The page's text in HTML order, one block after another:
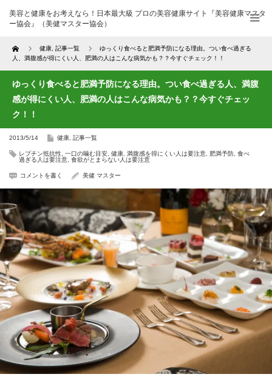
美容と健康をお考えなら！日本最大級 プロの美容健康サイト『美容健康マスタ
ー協会』（美健マスター協会）
Home 健康 記事一覧
ゆっくり食べると肥満予防になる理由。つい食べ過ぎる
人、満腹感が得にくい人、肥満の人はこんな病気かも？？今すぐチェック！！
ゆっくり食べると肥満予防になる理由。つい食べ過ぎる人、満腹
感が得にくい人、肥満の人はこんな病気かも？？今すぐチェッ
ク！！
2013/5/14 健康 記事一覧
レプチン抵抗性 一口の噛む目安 健康 満腹感を得にくい人は要注意 肥満予防 食べ
過ぎる人は要注意 食欲がとまらない人は要注意
コメントを書く 美健 マスター